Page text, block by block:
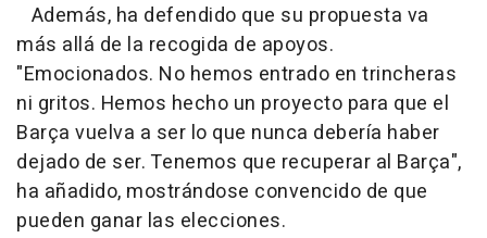
Además, ha defendido que su propuesta va
más allá de la recogida de apoyos.
"Emocionados. No hemos entrado en trincheras
ni gritos. Hemos hecho un proyecto para que el
Barça vuelva a ser lo que nunca debería haber
dejado de ser. Tenemos que recuperar al Barça",
ha añadido, mostrándose convencido de que
pueden ganar las elecciones.